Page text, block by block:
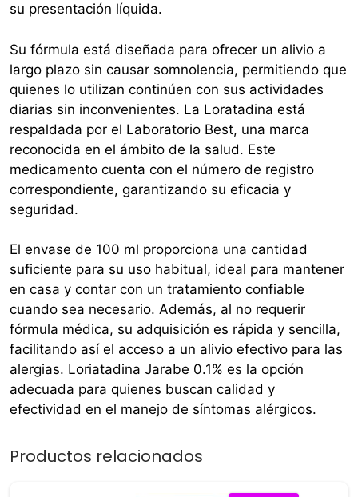
su presentación líquida.
Su fórmula está diseñada para ofrecer un alivio a
largo plazo sin causar somnolencia, permitiendo que
quienes lo utilizan continúen con sus actividades
diarias sin inconvenientes. La Loratadina está
respaldada por el Laboratorio Best, una marca
reconocida en el ámbito de la salud. Este
medicamento cuenta con el número de registro
correspondiente, garantizando su eficacia y
seguridad.
El envase de 100 ml proporciona una cantidad
suficiente para su uso habitual, ideal para mantener
en casa y contar con un tratamiento confiable
cuando sea necesario. Además, al no requerir
fórmula médica, su adquisición es rápida y sencilla,
facilitando así el acceso a un alivio efectivo para las
alergias. Loriatadina Jarabe 0.1% es la opción
adecuada para quienes buscan calidad y
efectividad en el manejo de síntomas alérgicos.
Productos relacionados